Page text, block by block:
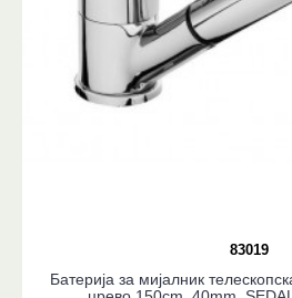
83019
Батерија за мијалник